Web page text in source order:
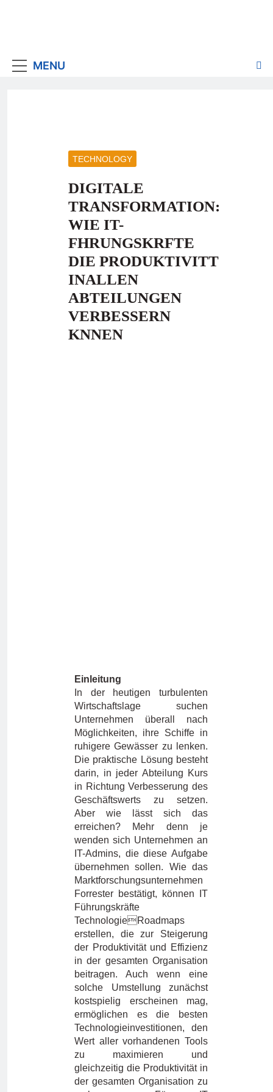
MENU
TECHNOLOGY
DIGITALE
TRANSFORMATION:
WIE IT-
FHRUNGSKRFTE
DIE PRODUKTIVITT
INALLEN
ABTEILUNGEN
VERBESSERN
KNNEN
Einleitung
In der heutigen turbulenten
Wirtschaftslage suchen
Unternehmen überall nach
Möglichkeiten, ihre Schiffe in
ruhigere Gewässer zu lenken.
Die praktische Lösung besteht
darin, in jeder Abteilung Kurs
in Richtung Verbesserung des
Geschäftswerts zu setzen.
Aber wie lässt sich das
erreichen? Mehr denn je
wenden sich Unternehmen an
IT-Admins, die diese Aufgabe
übernehmen sollen. Wie das
Marktforschungsunternehmen
Forrester bestätigt, können IT
Führungskräfte
TechnologieRoadmaps
erstellen, die zur Steigerung
der Produktivität und Effizienz
in der gesamten Organisation
beitragen. Auch wenn eine
solche Umstellung zunächst
kostspielig erscheinen mag,
ermöglichen es die besten
Technologieinvestitionen, den
Wert aller vorhandenen Tools
zu maximieren und
gleichzeitig die Produktivität in
der gesamten Organisation zu